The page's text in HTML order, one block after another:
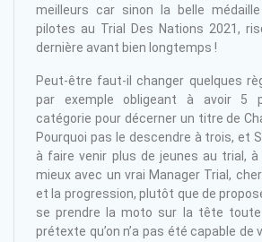
meilleurs car sinon la belle
pilotes au Trial Des Nations 2021,
dernière avant bien longtemps !
Peut-être faut-il changer quelques
par exemple obligeant à avoir 5
catégorie pour décerner un titre de
Pourquoi pas le descendre à trois, et
à faire venir plus de jeunes au trial,
mieux avec un vrai Manager Trial,
et la progression, plutôt que de
se prendre la moto sur la tête
prétexte qu’on n’a pas été capable de